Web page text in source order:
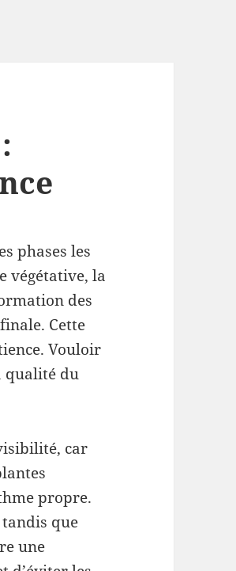
phases les
végétative, la
des
Cette
Vouloir
qualité du
car
propre.
que
une